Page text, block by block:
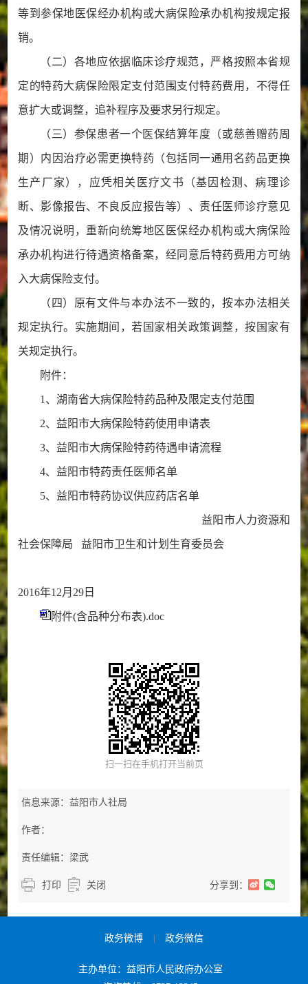
等到参保地医保经办机构或大病保险承办机构按规定报
销。
（二）各地应依据临床诊疗规范，严格按照本省规
定的特药大病保险限定支付范围支付特药费用，不得任
意扩大或调整，追补程序及要求另行规定。
（三）参保患者一个医保结算年度（或慈善赠药周
期）内因治疗必需更换特药（包括同一通用名药品更换
生产厂家），应凭相关医疗文书（基因检测、病理诊
断、影像报告、不良反应报告等）、责任医师诊疗意见
及情况说明，重新向统筹地区医保经办机构或大病保险
承办机构进行待遇资格备案，经同意后特药费用方可纳
入大病保险支付。
（四）原有文件与本办法不一致的，按本办法相关
规定执行。实施期间，若国家相关政策调整，按国家有
关规定执行。
附件：
1、湖南省大病保险特药品种及限定支付范围
2、益阳市大病保险特药使用申请表
3、益阳市大病保险特药待遇申请流程
4、益阳市特药责任医师名单
5、益阳市特药协议供应药店名单
益阳市人力资源和
社会保障局 益阳市卫生和计划生育委员会
2016年12月29日
附件(含品种分布表).doc
扫一扫在手机打开当前页
信息来源：益阳市人社局
作者：
责任编辑：梁武
打印 关闭 分享到：
政务微博 政务微信
主办单位：益阳市人民政府办公室